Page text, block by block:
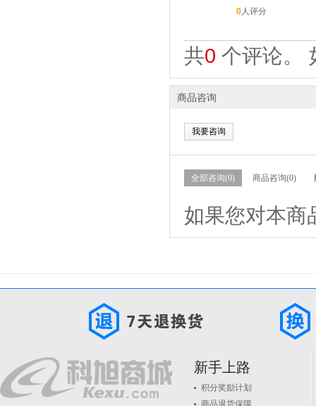
0人评分
共0 个评论。
商品咨询
我要咨询
全部咨询(0) 商品咨询(0)
如果您对本商
新手上路
积分奖励计划